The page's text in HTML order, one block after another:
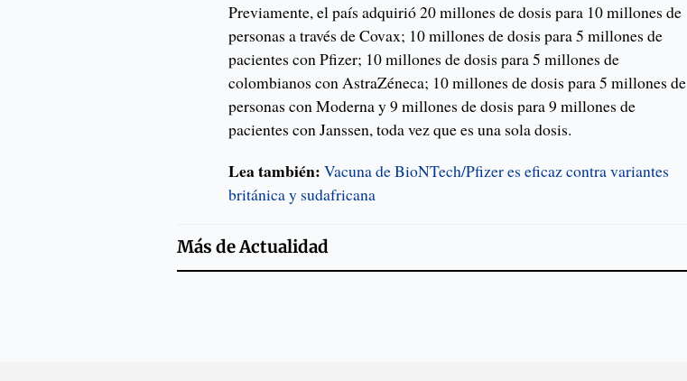
Previamente, el país adquirió 20 millones de dosis para 10 millones de
personas a través de Covax; 10 millones de dosis para 5 millones de
pacientes con Pfizer; 10 millones de dosis para 5 millones de
colombianos con AstraZéneca; 10 millones de dosis para 5 millones de
personas con Moderna y 9 millones de dosis para 9 millones de
pacientes con Janssen, toda vez que es una sola dosis.
Lea también:Vacuna de BioNTech/Pfizer es eficaz contra variantes
británica y sudafricana
Más deActualidad